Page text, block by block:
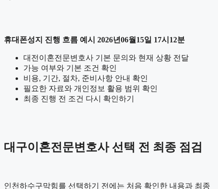
휴대폰성지 진행 흐름 예시 2026년06월15일 17시12분
대전이혼전문변호사 기본 문의와 현재 상황 전달
가능 여부와 기본 조건 확인
비용, 기간, 절차, 준비사항 안내 확인
필요한 자료와 개인정보 활용 범위 확인
최종 진행 전 조건 다시 확인하기
대구이혼전문변호사 선택 전 최종 점검
인천하수구막힘를 선택하기 전에는 처음 확인한 내용과 최종